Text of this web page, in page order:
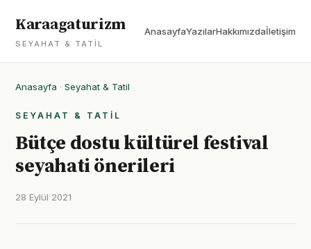
Karaagaturizm
SEYAHAT & TATIL
AnasayfaYazılarHakkımızdaİletişim
Anasayfa · Seyahat & Tatil
SEYAHAT & TATIL
Bütçe dostu kültürel festival
seyahati önerileri
28 Eylül 2021